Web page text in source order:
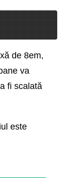
de 8em,
va
fi scalată
este